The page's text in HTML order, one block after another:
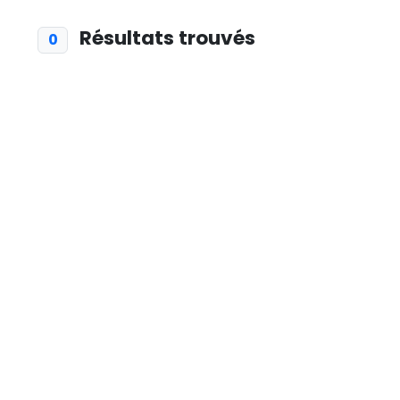
0 Résultats trouvés